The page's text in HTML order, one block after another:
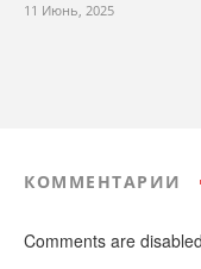
11 Июнь, 2025
КОММЕНТАРИИ
Comments are disabled